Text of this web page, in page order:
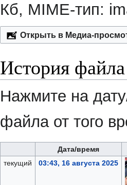
Кб, MIME-тип:
Открыть в Медиа-
История файла
Нажмите на
файла от того
Дата/время
текущий
03:43, 16 августа 2025